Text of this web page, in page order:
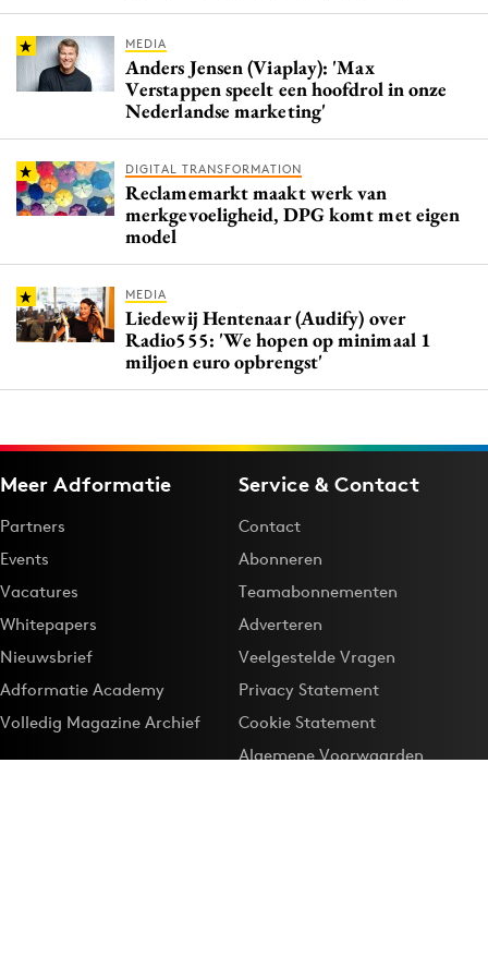
MEDIA
Anders Jensen (Viaplay): 'Max
Verstappen speelt een hoofdrol in onze
Nederlandse marketing'
DIGITAL TRANSFORMATION
Reclamemarkt maakt werk van
merkgevoeligheid, DPG komt met eigen
model
MEDIA
Liedewij Hentenaar (Audify) over
Radio555: 'We hopen op minimaal 1
miljoen euro opbrengst'
Meer Adformatie
Partners
Events
Vacatures
Whitepapers
Nieuwsbrief
Adformatie Academy
Volledig Magazine Archief
Service & Contact
Contact
Abonneren
Teamabonnementen
Adverteren
Veelgestelde Vragen
Privacy Statement
Cookie Statement
Algemene Voorwaarden